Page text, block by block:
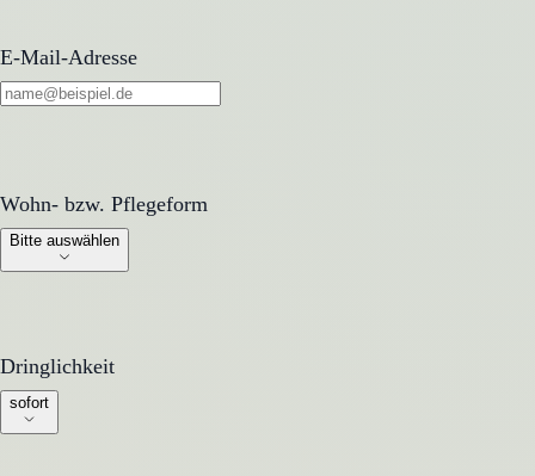
E-Mail-Adresse
Wohn- bzw. Pflegeform
Wohn- bzw. Pflegeform
Bitte auswählen
Dringlichkeit
Dringlichkeit
sofort